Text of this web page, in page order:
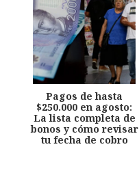
Pagos de hasta
$250.000 en agosto:
La lista completa de
bonos y cómo revisar
tu fecha de cobro